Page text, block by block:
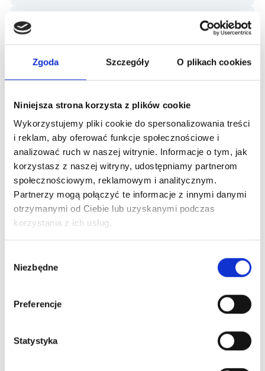
Zgoda Szczegóły O plikach cookies
Niniejsza strona korzysta z plików cookie
Wykorzystujemy pliki cookie do spersonalizowania treści
i reklam, aby oferować funkcje społecznościowe i
analizować ruch w naszej witrynie. Informacje o tym, jak
korzystasz z naszej witryny, udostępniamy partnerom
społecznościowym, reklamowym i analitycznym.
Partnerzy mogą połączyć te informacje z innymi danymi
otrzymanymi od Ciebie lub uzyskanymi podczas
korzystania z ich usług.
zgody
Niezbędne
Preferencje
Statystyka
Zobacz więcej
Małoinwazyjne leczenie operacyjne
schorzeń ginekologicznych
Zobacz więcej
Nowoczesne i przyjazne położnictwo